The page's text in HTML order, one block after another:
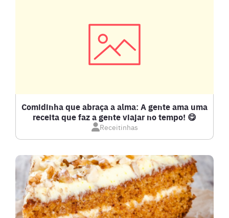
COMPOTAS E GELEIAS
DOCES E SOBREMESAS
DRINKS
FRANGO
Comidinha que abraça a alma: A gente ama uma
receita que faz a gente viajar no tempo! 😋
Receitinhas